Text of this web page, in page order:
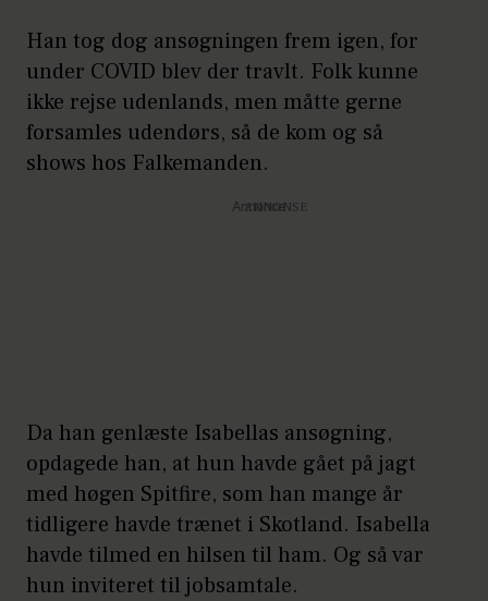
Han tog dog ansøgningen frem igen, for
under COVID blev der travlt. Folk kunne
ikke rejse udenlands, men måtte gerne
forsamles udendørs, så de kom og så
shows hos Falkemanden.
Annonce
Da han genlæste Isabellas ansøgning,
opdagede han, at hun havde gået på jagt
med høgen Spitfire, som han mange år
tidligere havde trænet i Skotland. Isabella
havde tilmed en hilsen til ham. Og så var
hun inviteret til jobsamtale.